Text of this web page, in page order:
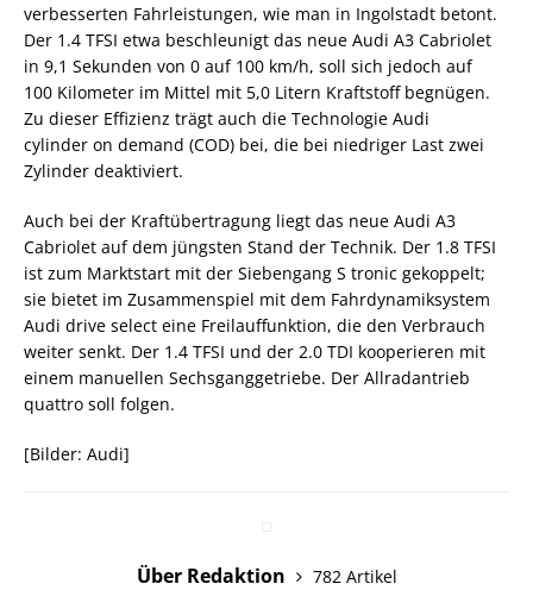
verbesserten Fahrleistungen, wie man in Ingolstadt betont.
Der 1.4 TFSI etwa beschleunigt das neue Audi A3 Cabriolet
in 9,1 Sekunden von 0 auf 100 km/h, soll sich jedoch auf
100 Kilometer im Mittel mit 5,0 Litern Kraftstoff begnügen.
Zu dieser Effizienz trägt auch die Technologie Audi
cylinder on demand (COD) bei, die bei niedriger Last zwei
Zylinder deaktiviert.
Auch bei der Kraftübertragung liegt das neue Audi A3
Cabriolet auf dem jüngsten Stand der Technik. Der 1.8 TFSI
ist zum Marktstart mit der Siebengang S tronic gekoppelt;
sie bietet im Zusammenspiel mit dem Fahrdynamiksystem
Audi drive select eine Freilauffunktion, die den Verbrauch
weiter senkt. Der 1.4 TFSI und der 2.0 TDI kooperieren mit
einem manuellen Sechsganggetriebe. Der Allradantrieb
quattro soll folgen.
[Bilder: Audi]
Über Redaktion
782 Artikel